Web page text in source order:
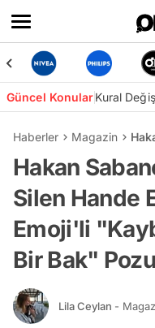
Güncel KonularKural
Haberler Magazin
Hakan
Silen Hande
Emoji'li
Bir Bak"
Lila Ceylan -